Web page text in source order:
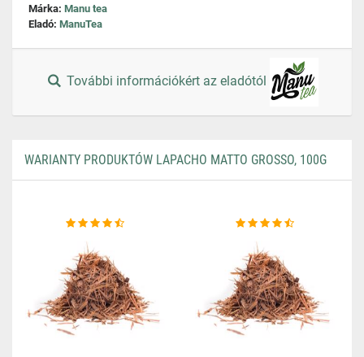
Márka: Manu tea
Eladó: ManuTea
További információkért az eladótól
WARIANTY PRODUKTÓW LAPACHO MATTO GROSSO, 100G